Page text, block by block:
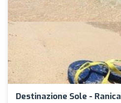
Destinazione Sole - Ranica